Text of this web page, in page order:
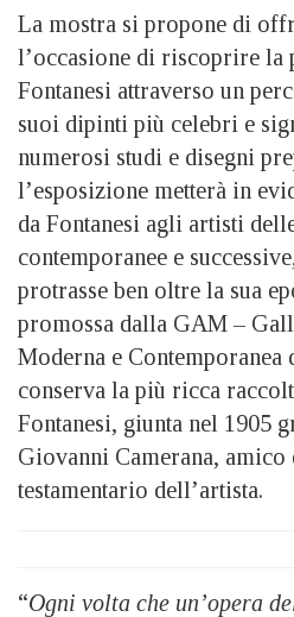
La mostra si propone di
l’occasione di riscoprire la
Fontanesi attraverso un
suoi dipinti più celebri e
numerosi studi e disegni
l’esposizione metterà in
da Fontanesi agli artisti
contemporanee e
protrasse ben oltre la sua
promossa dalla GAM –
Moderna e
conserva la più ricca
Fontanesi, giunta nel 1905
Giovanni Camerana, amico
testamentario dell’artista.
“Ogni volta che un’opera